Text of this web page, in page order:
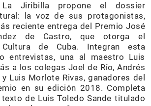
La Jiribilla propone el dossier
la voz de sus protagonistas,
reciente entrega del Premio José
de Castro, que otorga el
de Cuba. Integran esta
entrevistas, una al maestro Luis
a los colegas Joel de Río, Andrés
Luis Morlote Rivas, ganadores del
en su edición 2018. Completa
de Luis Toledo Sande titulado